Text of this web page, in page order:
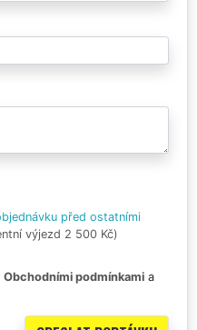
před ostatními
výjezd 2 500 Kč)
Obchodními podmínkami a